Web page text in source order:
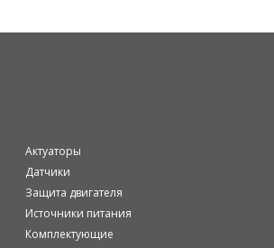
Актуаторы
Датчики
Защита двигателя
Источники питания
Комплектующие